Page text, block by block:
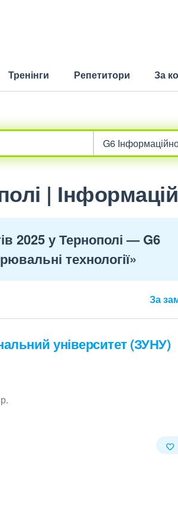
Тренінги Репетитори За
|
2025 у Тернополі — G6
технології»
За
університет (ЗУНУ)